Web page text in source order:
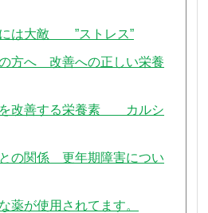
には大敵 ”ストレス”
方へ 改善への正しい栄養
を改善する栄養素 カルシ
の関係 更年期障害につい
薬が使用されてます。